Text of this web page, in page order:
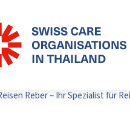
Reber – Ihr Spezialist für